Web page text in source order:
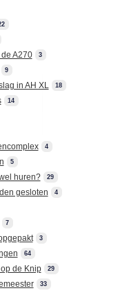
A270 3
9
in AH XL 18
14
4
5
huren? 29
gesloten 4
7
3
64
de Knip 29
33